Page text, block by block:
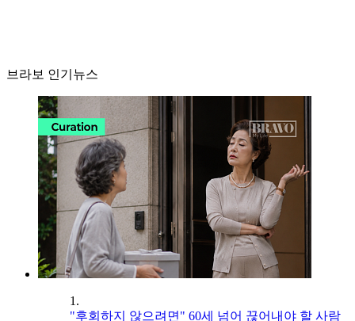
브라보 인기뉴스
1.
"후회하지 않으려면" 60세 넘어 끊어내야 할 사람